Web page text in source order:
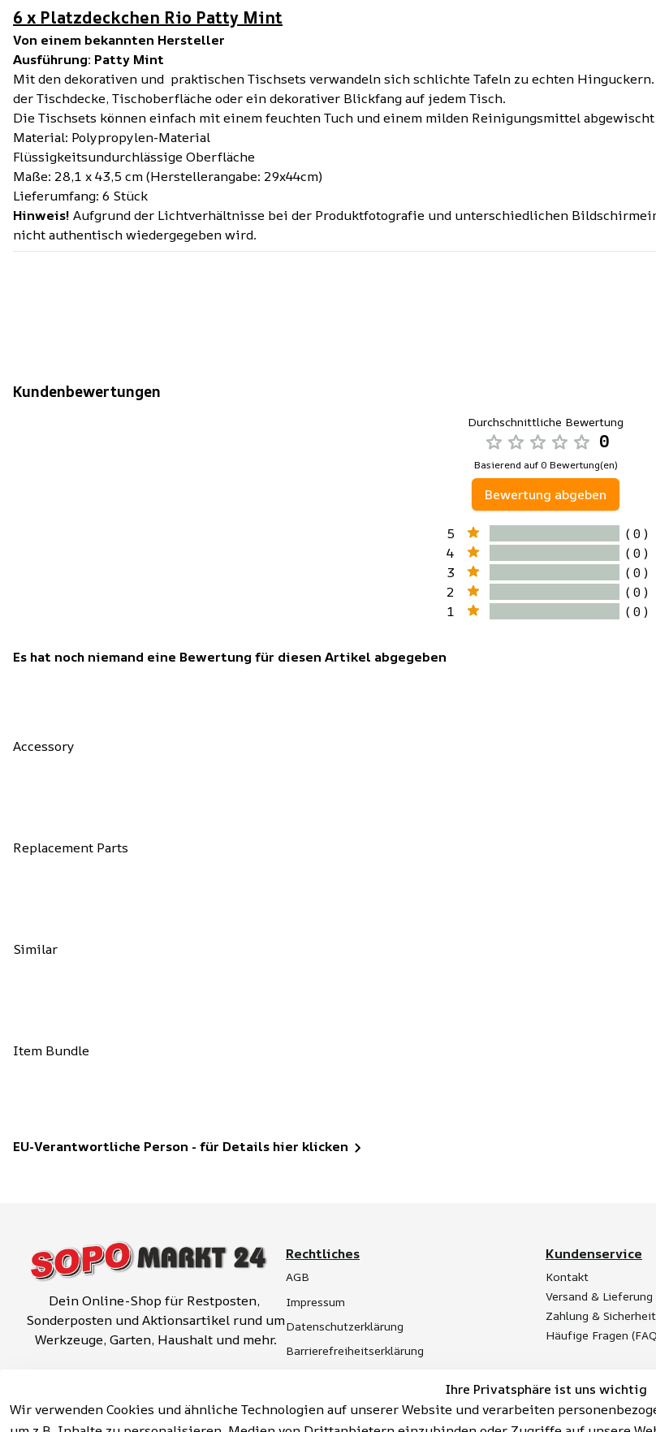
6 x Platzdeckchen Rio Patty Mint
Von einem bekannten Hersteller
Ausführung: Patty Mint
Mit den dekorativen und praktischen Tischsets verwandeln sich schlichte Tafeln zu echten
der Tischdecke, Tischoberfläche oder ein dekorativer Blickfang auf jedem Tisch.
Die Tischsets können einfach mit einem feuchten Tuch und einem milden Reinigungsmittel
Material: Polypropylen-Material
Flüssigkeitsundurchlässige Oberfläche
Maße: 28,1 x 43,5 cm (Herstellerangabe: 29x44cm)
Lieferumfang: 6 Stück
Hinweis! Aufgrund der Lichtverhältnisse bei der Produktfotografie und unterschiedlichen
nicht authentisch wiedergegeben wird.
Kundenbewertungen
Durchschnittliche Bewertung
0
Basierend auf 0 Bewertung(en)
Bewertung abgeben
5
( 0 )
4
( 0 )
3
( 0 )
2
( 0 )
1
( 0 )
Es hat noch niemand eine Bewertung für diesen Artikel abgegeben
Accessory
Replacement Parts
Similar
Item Bundle
EU-Verantwortliche Person - für Details hier klicken
Ihre Privatsphäre ist uns wichtig
Wir verwenden Cookies und ähnliche Technologien auf unserer Website und verarbeiten
Dein Online-Shop für Restposten,
Sonderposten und Aktionsartikel rund um
Werkzeuge, Garten, Haushalt und mehr.
Rechtliches
AGB
Impressum
Datenschutzerklärung
Barrierefreiheitserklärung
Kundenservice
Kontakt
Versand & Lieferung
Zahlung & Sicherheit
Häufige Fragen